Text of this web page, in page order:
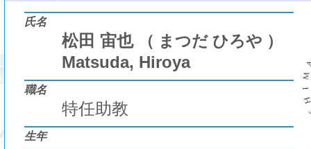
氏名
松田 宙也 （ まつだ ひろや ）
Matsuda, Hiroya
職名
特任助教
生年